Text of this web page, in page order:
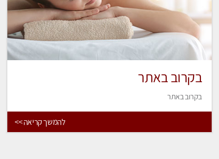
בקרוב באתר
בקרוב באתר
להמשך קריאה >>